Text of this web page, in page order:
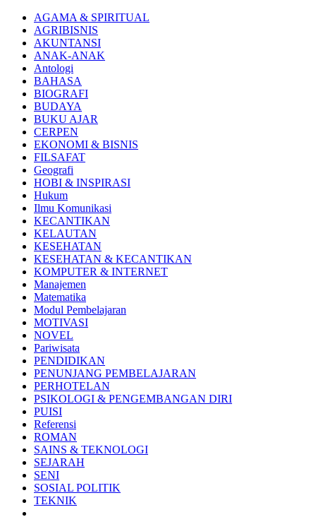
AGAMA & SPIRITUAL
AGRIBISNIS
AKUNTANSI
ANAK-ANAK
Antologi
BAHASA
BIOGRAFI
BUDAYA
BUKU AJAR
CERPEN
EKONOMI & BISNIS
FILSAFAT
Geografi
HOBI & INSPIRASI
Hukum
Ilmu Komunikasi
KECANTIKAN
KELAUTAN
KESEHATAN
KESEHATAN & KECANTIKAN
KOMPUTER & INTERNET
Manajemen
Matematika
Modul Pembelajaran
MOTIVASI
NOVEL
Pariwisata
PENDIDIKAN
PENUNJANG PEMBELAJARAN
PERHOTELAN
PSIKOLOGI & PENGEMBANGAN DIRI
PUISI
Referensi
ROMAN
SAINS & TEKNOLOGI
SEJARAH
SENI
SOSIAL POLITIK
TEKNIK